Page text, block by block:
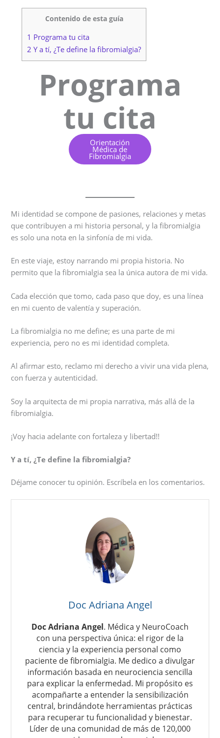
Contenido de esta guía
1 Programa tu cita
2 Y a tí, ¿Te define la fibromialgia?
Programa
tu cita
Orientación
Médica de
Fibromialgia
Mi identidad se compone de pasiones, relaciones y metas
que contribuyen a mi historia personal, y la fibromialgia
es solo una nota en la sinfonía de mi vida.
En este viaje, estoy narrando mi propia historia. No
permito que la fibromialgia sea la única autora de mi vida.
Cada elección que tomo, cada paso que doy, es una línea
en mi cuento de valentía y superación.
La fibromialgia no me define; es una parte de mi
experiencia, pero no es mi identidad completa.
Al afirmar esto, reclamo mi derecho a vivir una vida plena,
con fuerza y autenticidad.
Soy la arquitecta de mi propia narrativa, más allá de la
fibromialgia.
¡Voy hacia adelante con fortaleza y libertad!!
Y a tí, ¿Te define la fibromialgia?
Déjame conocer tu opinión. Escríbela en los comentarios.
Doc Adriana Angel
Doc Adriana Angel. Médica y NeuroCoach
con una perspectiva única: el rigor de la
ciencia y la experiencia personal como
paciente de fibromialgia. Me dedico a divulgar
información basada en neurociencia sencilla
para explicar la enfermedad. Mi propósito es
acompañarte a entender la sensibilización
central, brindándote herramientas prácticas
para recuperar tu funcionalidad y bienestar.
Líder de una comunidad de más de 120,000